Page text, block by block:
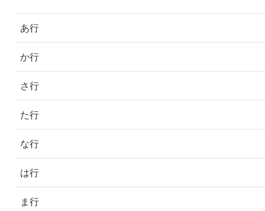
あ行
か行
さ行
た行
な行
は行
ま行